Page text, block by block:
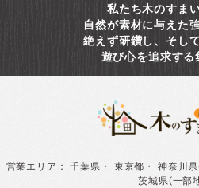
私たち木のすま
自然が素材に与えた
絶えず研鑽し、そし
遊び心を追求する
営業エリア ：千葉県 ・ 東京都 ・ 神奈川
茨城県(一部